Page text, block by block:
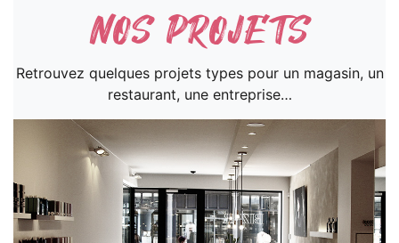
NOS PROJETS
Retrouvez quelques projets types pour un magasin, un
restaurant, une entreprise…